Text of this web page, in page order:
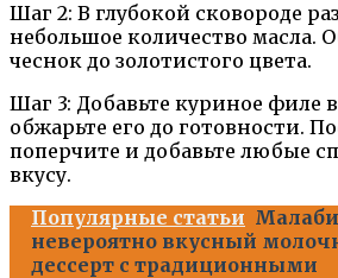
Шаг 2: В глубокой сковороде
небольшое количество масла.
чеснок до золотистого цвета.
Шаг 3: Добавьте куриное филе
обжарьте его до готовности.
поперчите и добавьте любые
вкусу.
Популярные статьи
невероятно вкусный
дессерт с традиционными